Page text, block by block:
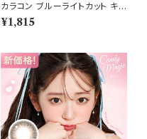
カラコン ブルーライトカット キャ
ンディーマジック ワンデー 【CO
LOR：デートブラウン】1箱10枚
コン コンタクトレンズ
¥1,815